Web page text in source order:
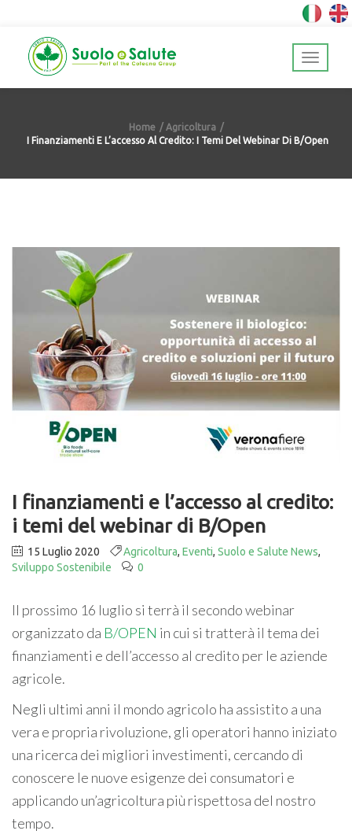
Home
Agricoltura
I Finanziamenti E L’accesso Al Credito: I Temi Del Webinar Di B/Open
I finanziamenti e l’accesso al credito:
i temi del webinar di B/Open
15 Luglio 2020 Agricoltura, Eventi, Suolo e Salute News,
Sviluppo Sostenibile
0
Il prossimo 16 luglio si terrà il secondo webinar
organizzato da B/OPEN in cui si tratterà il tema dei
finanziamenti e dell’accesso al credito per le aziende
agricole.
Negli ultimi anni il mondo agricolo ha assistito a una
vera e propria rivoluzione, gli operatori hanno iniziato
una ricerca dei migliori investimenti, cercando di
conoscere le nuove esigenze dei consumatori e
applicando un’agricoltura più rispettosa del nostro
tempo.